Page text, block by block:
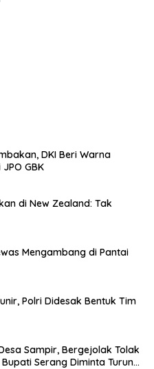
DKI Beri Warna
GBK
di New Zealand: Tak
Mengambang di Pantai
Polri Didesak Bentuk Tim
Sampir, Bergejolak Tolak
Serang Diminta Turun